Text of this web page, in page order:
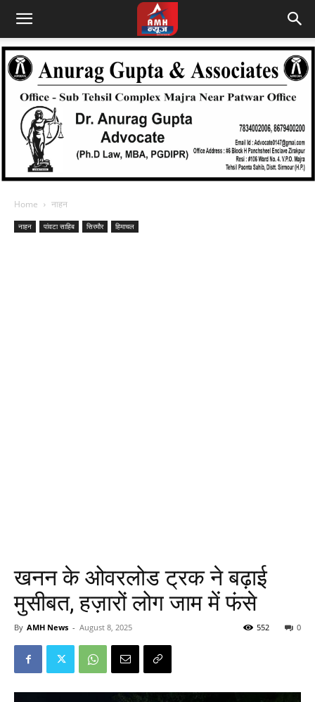
Home नाहन
नाहन पांवटा साहिब सिरमौर हिमाचल
खनन के ओवरलोड ट्रक ने बढ़ाई
मुसीबत, हज़ारों लोग जाम में फंसे
By AMH News - August 8, 2025 0
552